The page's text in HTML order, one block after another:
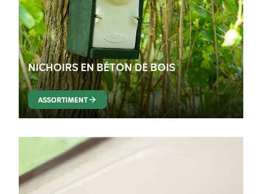
NICHOIRS EN BÉTON DE BOIS
ASSORTIMENT